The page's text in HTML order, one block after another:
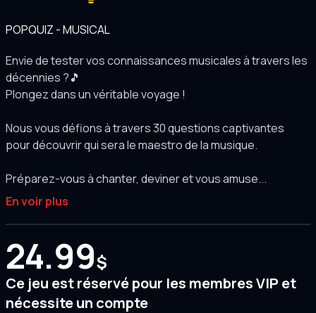
POPQUIZ - MUSICAL
Envie de tester vos connaissances musicales à travers les
décennies ?🎵
Plongez dans un véritable voyage !
Nous vous défions à travers 30 questions captivantes
pour découvrir qui sera le maestro de la musique.
Préparez-vous à chanter, deviner et vous amuse...
En voir plus
24.99$
Ce jeu est réservé pour les membres VIP et
nécessite un compte